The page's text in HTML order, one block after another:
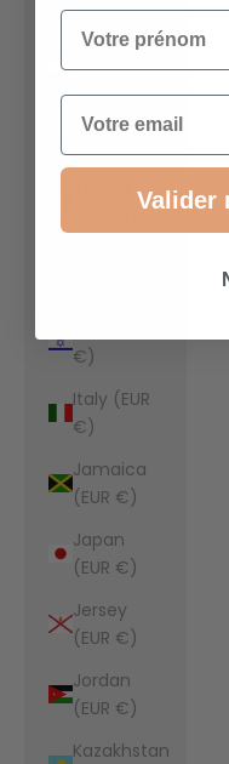
Indonesia
(EUR €)
Iraq (EUR
€)
Italy (EUR
€)
Jamaica
(EUR €)
Japan
(EUR €)
Jersey
(EUR €)
Jordan
(EUR €)
Kazakhstan
Votre prénom
Email
Valider